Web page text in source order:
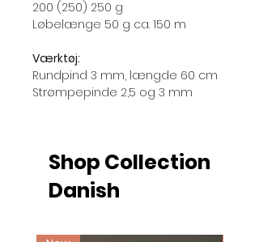
200 (250) 250 g
Løbelænge 50 g ca. 150 m
Værktøj:
Rundpind 3 mm, længde 60 cm
Strømpepinde 2,5 og 3 mm
Shop Collection
Danish